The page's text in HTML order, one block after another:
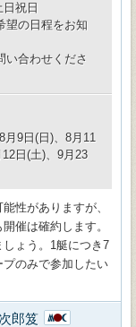
祝日
望の日程をお知
い合わせくださ
月9日(日)、8月11
日(土)、9月23
性がありますが、
催は確約します。
ょう。1艇につき7
のみで参加したい
郎笈